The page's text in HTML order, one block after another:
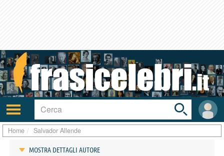
Attiva/disattiva
navigazione
User
area
Toggle
search
bar
Home Salvador Allende
MOSTRA DETTAGLI AUTORE